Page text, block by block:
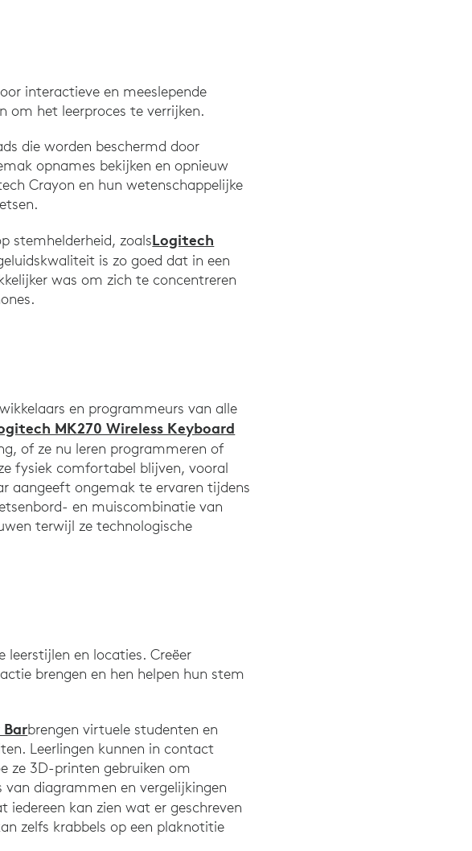
interactieve en meeslepende
om het leerproces te verrijken.
die worden beschermd door
opnames bekijken en opnieuw
Crayon en hun wetenschappelijke
stemhelderheid, zoalsLogitech
is zo goed dat in een
was om zich te concentreren
en programmeurs van alle
MK270 Wireless Keyboard
of ze nu leren programmeren of
fysiek comfortabel blijven, vooral
aangeeft ongemak te ervaren tijdens
Straker, L. (2000). Survey of physical ergonomische problemen geassocieerd
en muiscombinatie van
terwijl ze technologische
leerstijlen en locaties. Creëer
brengen en hen helpen hun stem
brengen virtuele studenten en
Leerlingen kunnen in contact
ze 3D-printen gebruiken om
diagrammen en vergelijkingen
iedereen kan zien wat er geschreven
zelfs krabbels op een plaknotitie